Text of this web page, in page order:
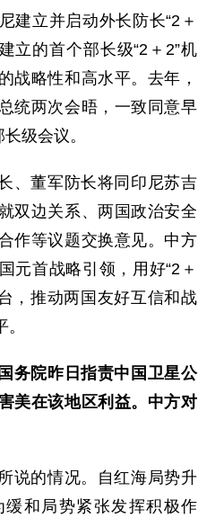
建立并启动外长防长“2＋
立的首个部长级“2＋2”机
战略性和高水平。去年，
统两次会晤，一致同意早
级会议。
、董军防长将同印尼苏吉
双边关系、两国政治安全
作等议题交换意见。中方
元首战略引领，用好“2＋
，推动两国友好互信和战
务院昨日指责中国卫星公
美在该地区利益。中方对
说的情况。自红海局势升
和局势紧张发挥积极作